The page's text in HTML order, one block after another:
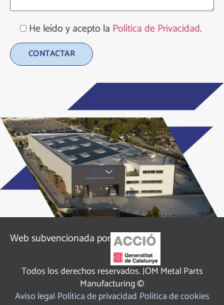
He leído y acepto la Política de Privacidad.
Web subvencionada por
Todos los derechos reservados. JOM Metal Parts
Manufacturing ©
Aviso legalPolítica de privacidadPolítica de cookies